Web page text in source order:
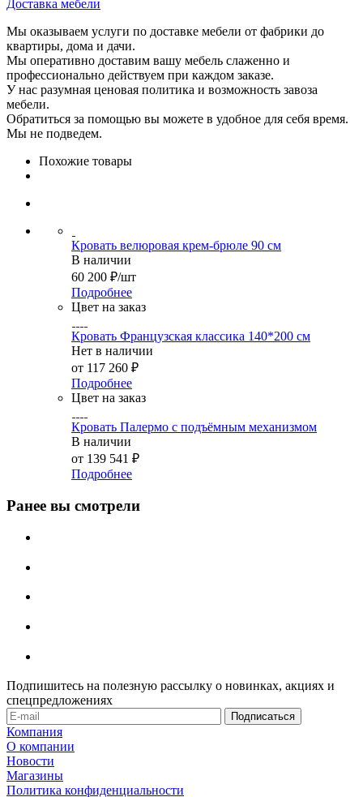
Доставка мебели
Мы оказываем услуги по доставке мебели от фабрики до
квартиры, дома и дачи.
Мы оперативно доставим вашу мебель слаженно и
профессионально действуем при каждом заказе.
У нас разумная ценовая политика и возможность завоза
мебели.
Обратиться за помощью вы можете в удобное для себя время.
Мы не подведем.
Похожие товары
Кровать велюровая крем-брюле 90 см
В наличии
60 200 ₽/шт
Подробнее
Цвет на заказ
Кровать Французская классика 140*200 см
Нет в наличии
от 117 260 ₽
Подробнее
Цвет на заказ
Кровать Палермо с подъёмным механизмом
В наличии
от 139 541 ₽
Подробнее
Ранее вы смотрели
Подпишитесь на полезную рассылку о новинках, акциях и
спецпредложениях
Компания
О компании
Новости
Магазины
Политика конфиденциальности